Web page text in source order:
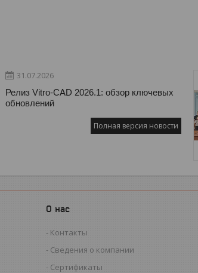
31.07.2026
Релиз Vitro-CAD 2026.1: обзор ключевых
обновлений
Полная версия новости
О нас
Контакты
Сведения о компании
Сертификаты